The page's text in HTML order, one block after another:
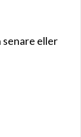
senare eller